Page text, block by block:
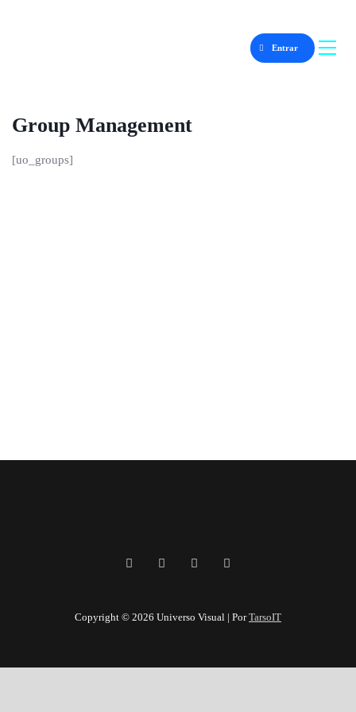
Entrar
Group Management
[uo_groups]
Copyright © 2026 Universo Visual | PorTarsoIT